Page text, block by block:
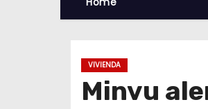
VIVIENDA
Minvu